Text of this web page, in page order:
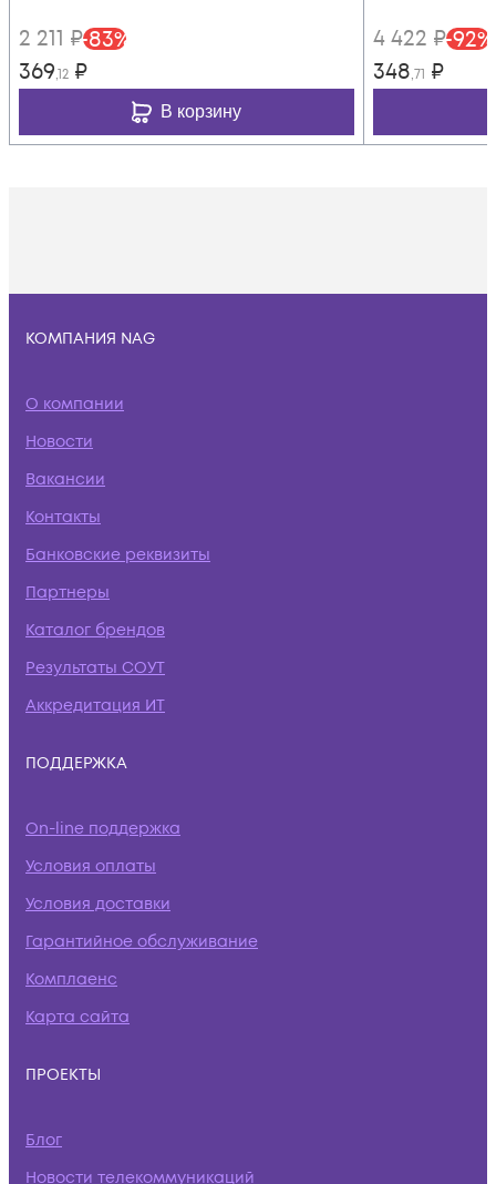
2 211 ₽-83%
369,12 ₽
В корзину
4 422 ₽-92%
348,71 ₽
КОМПАНИЯ NAG
О компании
Новости
Вакансии
Контакты
Банковские реквизиты
Партнеры
Каталог брендов
Результаты СОУТ
Аккредитация ИТ
ПОДДЕРЖКА
On-line поддержка
Условия оплаты
Условия доставки
Гарантийное обслуживание
Комплаенс
Карта сайта
ПРОЕКТЫ
Блог
Новости телекоммуникаций